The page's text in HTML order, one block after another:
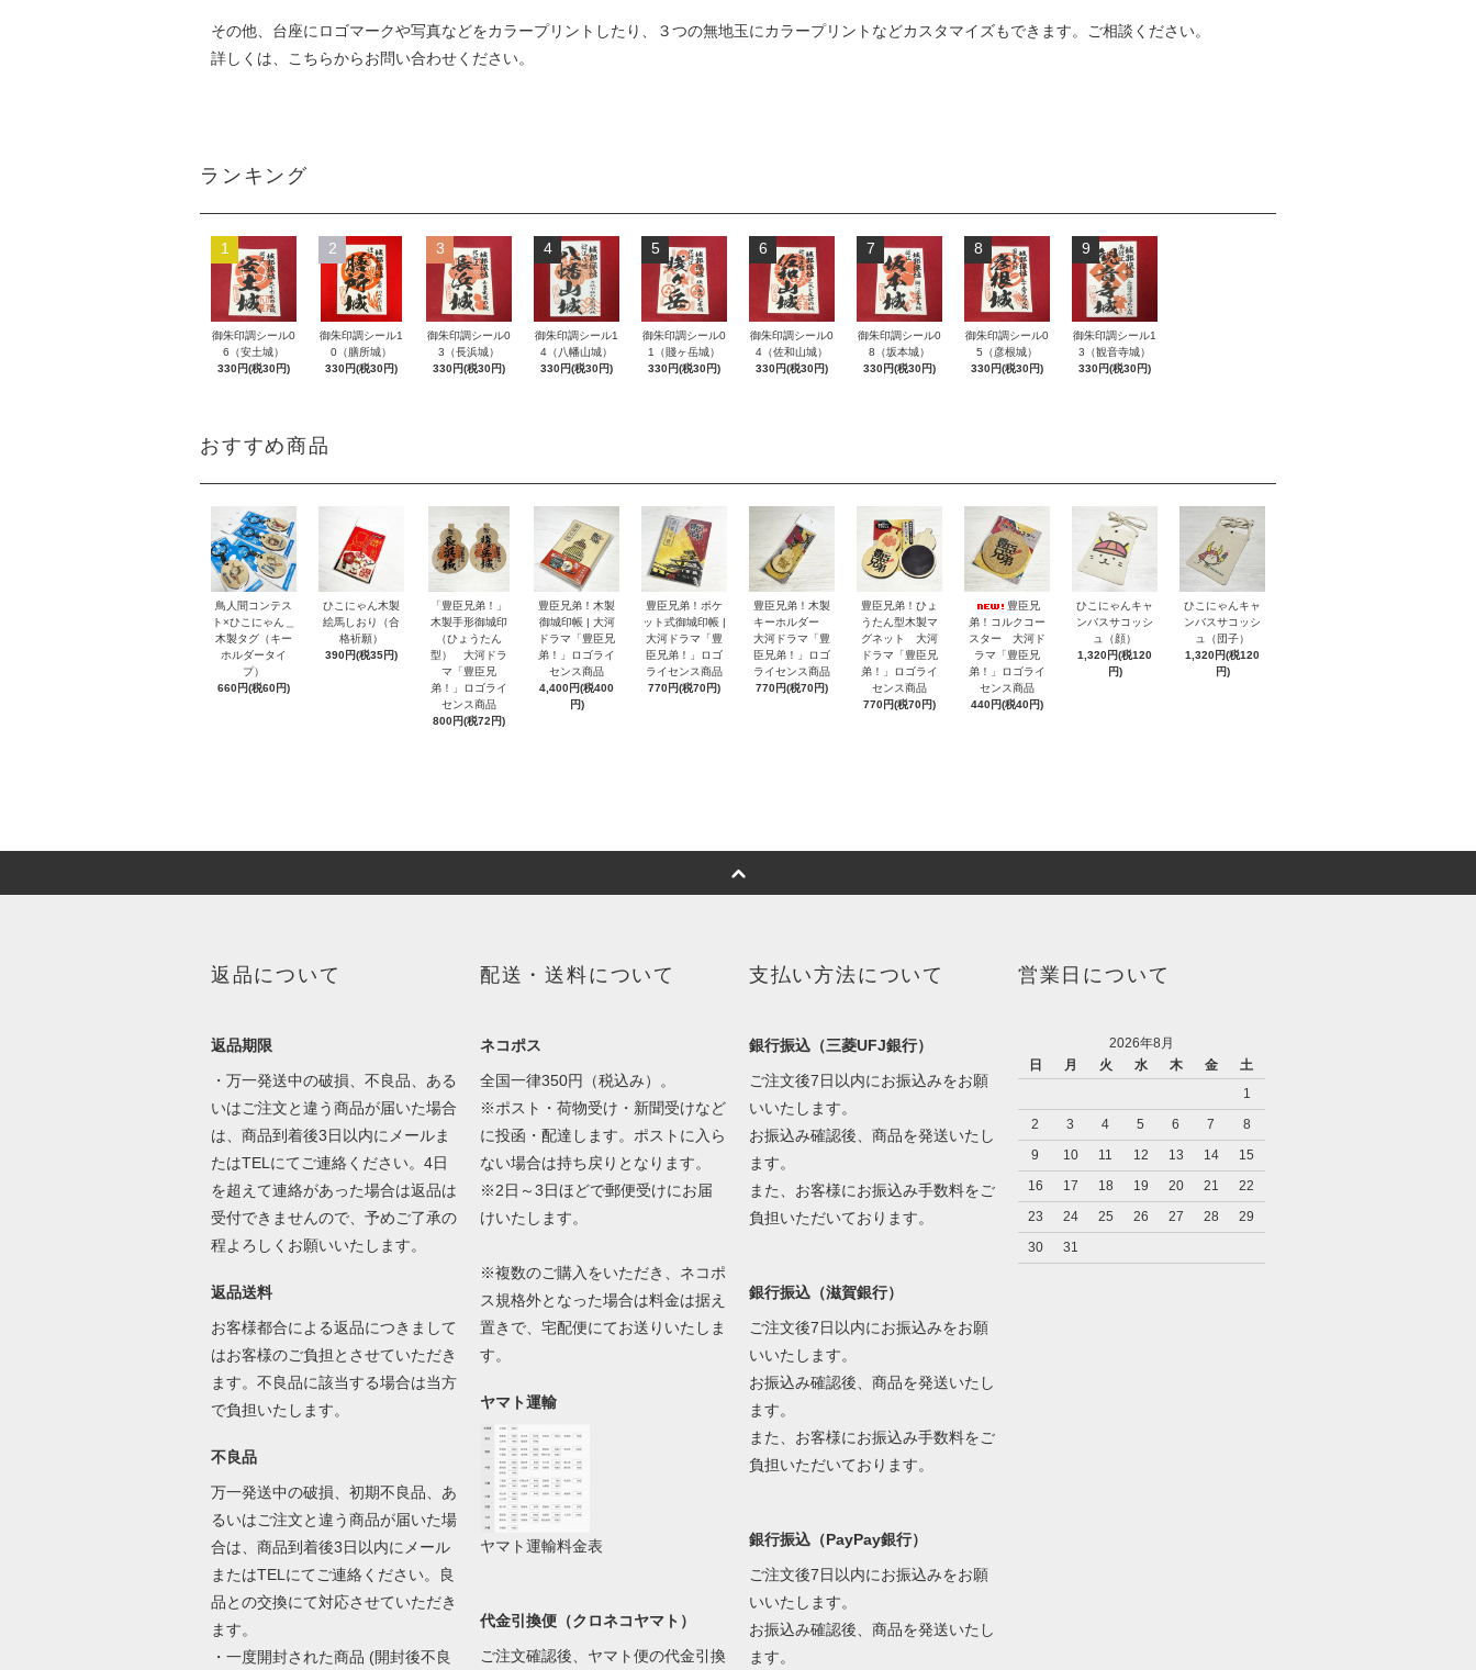
その他、台座にロゴマークや写真などをカラープリントしたり、３つの無地玉にカラープリントなどカスタマイズもできます。ご相談ください。
詳しくは、
こちらからお問い合わせください。
ランキング
1
御朱印調シール0
6（安土城）
330円(税30円)
2
御朱印調シール1
0（膳所城）
330円(税30円)
3
御朱印調シール0
3（長浜城）
330円(税30円)
4
御朱印調シール1
4（八幡山城）
330円(税30円)
5
御朱印調シール0
1（賤ヶ岳城）
330円(税30円)
6
御朱印調シール0
4（佐和山城）
330円(税30円)
7
御朱印調シール0
8（坂本城）
330円(税30円)
8
御朱印調シール0
5（彦根城）
330円(税30円)
9
御朱印調シール1
3（観音寺城）
330円(税30円)
おすすめ商品
鳥人間コンテス
ト×ひこにゃん＿
木製タグ（キー
ホルダータイ
プ）
660円(税60円)
ひこにゃん木製
絵馬しおり（合
格祈願）
390円(税35円)
「豊臣兄弟！」
木製手形御城印
（ひょうたん
型） 大河ドラ
マ「豊臣兄
弟！」ロゴライ
センス商品
800円(税72円)
豊臣兄弟！木製
御城印帳 | 大河
ドラマ「豊臣兄
弟！」ロゴライ
センス商品
4,400円(税400
円)
豊臣兄弟！ポケ
ット式御城印帳 |
大河ドラマ「豊
臣兄弟！」ロゴ
ライセンス商品
770円(税70円)
豊臣兄弟！木製
キーホルダー
大河ドラマ「豊
臣兄弟！」ロゴ
ライセンス商品
770円(税70円)
豊臣兄弟！ひょ
うたん型木製マ
グネット 大河
ドラマ「豊臣兄
弟！」ロゴライ
センス商品
770円(税70円)
豊臣兄
弟！コルクコー
スター 大河ド
ラマ「豊臣兄
弟！」ロゴライ
センス商品
440円(税40円)
ひこにゃんキャ
ンバスサコッシ
ュ（顔）
1,320円(税120
円)
ひこにゃんキャ
ンバスサコッシ
ュ（団子）
1,320円(税120
円)
返品について
返品期限
・万一発送中の破損、不良品、ある
いはご注文と違う商品が届いた場合
は、商品到着後3日以内にメールま
たはTELにてご連絡ください。4日
を超えて連絡があった場合は返品は
受付できませんので、予めご了承の
程よろしくお願いいたします。
返品送料
お客様都合による返品につきまして
はお客様のご負担とさせていただき
ます。不良品に該当する場合は当方
で負担いたします。
不良品
万一発送中の破損、初期不良品、あ
るいはご注文と違う商品が届いた場
合は、商品到着後3日以内にメール
またはTELにてご連絡ください。良
品との交換にて対応させていただき
ます。
・一度開封された商品 (開封後不良
配送・送料について
ネコポス
全国一律350円（税込み）。
※ポスト・荷物受け・新聞受けなど
に投函・配達します。ポストに入ら
ない場合は持ち戻りとなります。
※2日～3日ほどで郵便受けにお届
けいたします。
※複数のご購入をいただき、ネコポ
ス規格外となった場合は料金は据え
置きで、宅配便にてお送りいたしま
す。
ヤマト運輸
ヤマト運輸料金表
代金引換便（クロネコヤマト）
ご注文確認後、ヤマト便の代金引換
支払い方法について
銀行振込（三菱UFJ銀行）
ご注文後7日以内にお振込みをお願
いいたします。
お振込み確認後、商品を発送いたし
ます。
また、お客様にお振込み手数料をご
負担いただいております。
銀行振込（滋賀銀行）
ご注文後7日以内にお振込みをお願
いいたします。
お振込み確認後、商品を発送いたし
ます。
また、お客様にお振込み手数料をご
負担いただいております。
銀行振込（PayPay銀行）
ご注文後7日以内にお振込みをお願
いいたします。
お振込み確認後、商品を発送いたし
ます。
営業日について
2026年8月
日
月 火 水 木 金
土
1
2
3 4 5 6 7
8
9
10 11 12 13 14
15
16
17 18 19 20 21
22
23
24 25 26 27 28
29
30
31